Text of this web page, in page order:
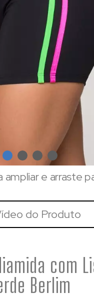
e arraste
do Produto
com
Berlim